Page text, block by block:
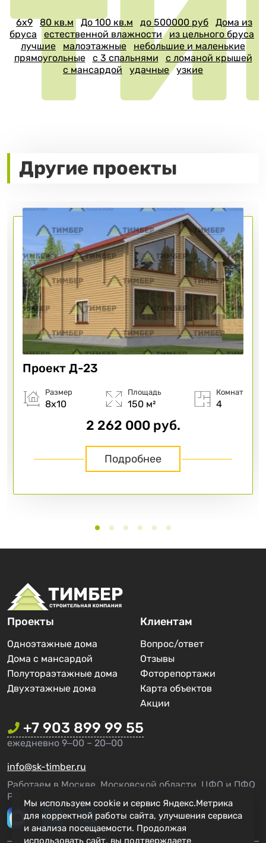
6х9 80 кв.м До 100 кв.м до 500000 руб
Дома из
бруса
естественной влажности
из цельного бруса
лучшие
малоэтажные
небольшие и маленькие
прямоугольные
с 3 спальнями
с ломаной крышей
с мансардой
удачные узкие
Другие проекты
Проект Д-23
Размер
8х10
Площадь
150 м²
Комнат
4
2 262 000 руб.
Подробнее
Мы используем cookie и сервис Яндекс.Метрика
для корректной работы сайта, улучшения сервиса
и анализа посещаемости. Продолжая
использовать сайт, вы подтверждаете
Проекты
Одноэтажные дома
Дома с мансардой
Полутораэтажные дома
Двухэтажные дома
Клиентам
Вопрос/ответ
Отзывы
Фоторепортажи
Карта объектов
Акции
+7 903 899 99 55
ежедневно 9‒00 – 20‒00
info@sk-timber.ru
Работаем в Москве, Московской области, ЦФО и ПФО
РФ.